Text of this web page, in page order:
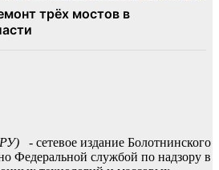
- сетевое издание Болотнинского
Федеральной службой по надзору в